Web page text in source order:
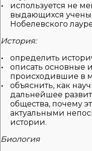
используется не
выдающихся
Нобелевского
История:
определить
описать основные
происходившие в
объяснить, как
дальнейшее
общества, почему
актуальными
истории.
Биология